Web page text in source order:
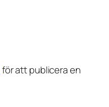
för att publicera en